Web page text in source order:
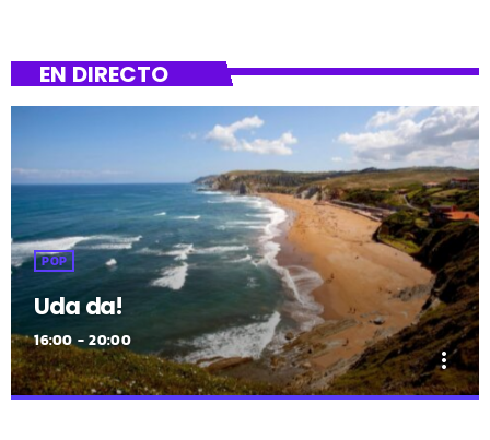
EN DIRECTO
POP
Uda da!
16:00 - 20:00
more_vert